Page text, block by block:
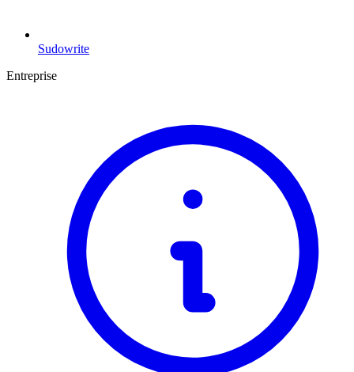
Sudowrite
Entreprise